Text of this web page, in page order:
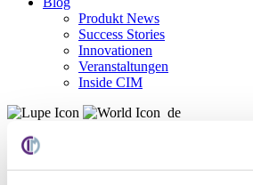
Produkt News
Success Stories
Innovationen
Veranstaltungen
Inside CIM
de